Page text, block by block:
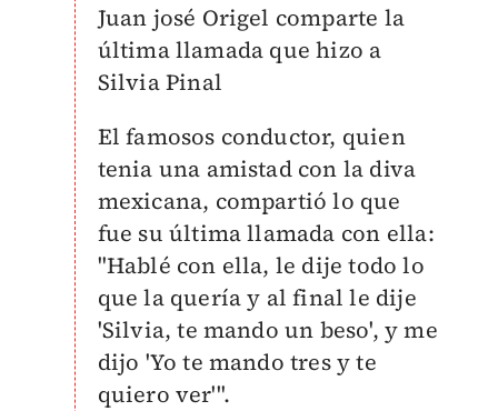
Juan josé Origel comparte la
última llamada que hizo a
Silvia Pinal
El famosos conductor, quien
tenia una amistad con la diva
mexicana, compartió lo que
fue su última llamada con ella:
"Hablé con ella, le dije todo lo
que la quería y al final le dije
'Silvia, te mando un beso', y me
dijo 'Yo te mando tres y te
quiero ver'".